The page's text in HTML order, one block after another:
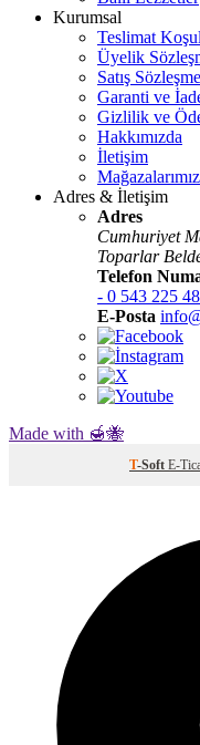
Kurumsal
Teslimat
Üyelik
Satış
Garanti ve
Gizlilik ve
Hakkımızda
İletişim
Mağazalarımız
Adres & İletişim
Adres
Cumhuriyet
Toparlar
Telefon
- 0 543 225
E-Posta
Made with 🍯🐝
T-Soft E-